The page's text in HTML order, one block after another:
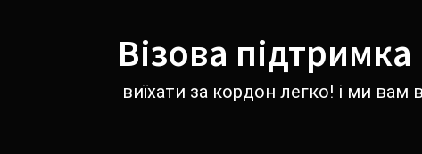
Візова підтримка
виїхати за кордон легко! і ми